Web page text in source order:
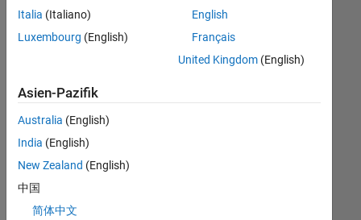
alle
Stellenangebote
anzeigen .
noch
keine
offenen
Stellen
können,
die
Italia (Italiano)
Luxembourg (English)
English
Français
United Kingdom(English)
Asien-Pazifik
Australia (English)
India (English)
New Zealand (English)
中国
简体中文